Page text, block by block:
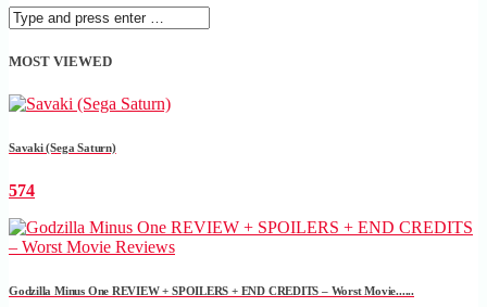
MOST VIEWED
Savaki (Sega Saturn)
574
Godzilla Minus One REVIEW + SPOILERS + END CREDITS – Worst Movie......